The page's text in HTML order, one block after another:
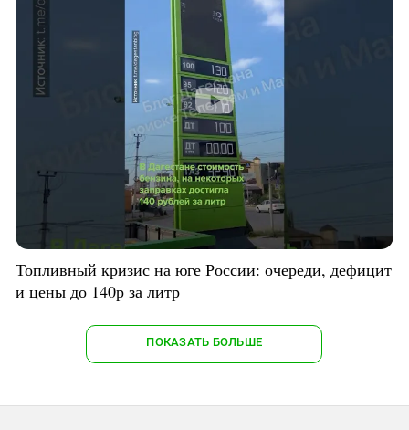
Топливный кризис на юге России: очереди, дефицит
и цены до 140р за литр
ПОКАЗАТЬ БОЛЬШЕ